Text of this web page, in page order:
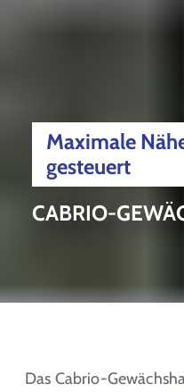
CABRIO-
Maximale
gesteuert
Das Cabrio-